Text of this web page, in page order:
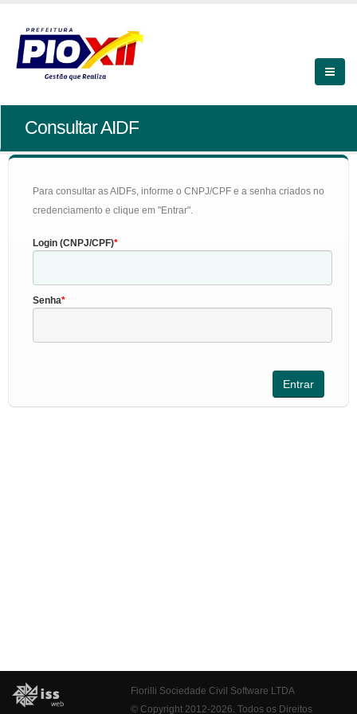
Consultar AIDF
Para consultar as AIDFs, informe o CNPJ/CPF e a senha criados no
credenciamento e clique em "Entrar".
Login (CNPJ/CPF)
Senha
Fiorilli Sociedade Civil Software LTDA
© Copyright 2012-2026. Todos os Direitos